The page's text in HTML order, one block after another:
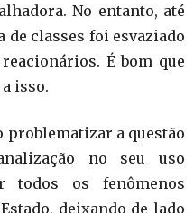
No entanto, até
de classes foi esvaziado
É bom que
isso.
problematizar a questão
no seu uso
todos os fenômenos
deixando de lado